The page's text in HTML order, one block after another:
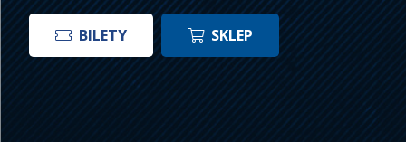
BILETY SKLEP